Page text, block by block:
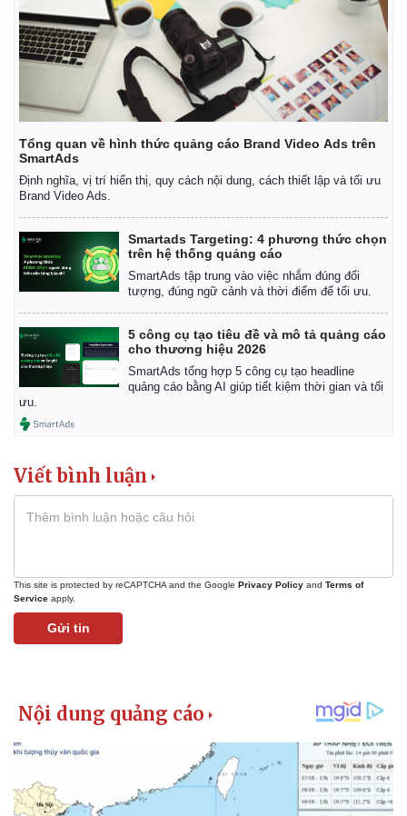
Hồ sơ
E-Magazine
Infographic
Tổng quan về hình thức quảng cáo Brand Video Ads trên
SmartAds
Định nghĩa, vị trí hiển thị, quy cách nội dung, cách thiết lập và tối ưu
Brand Video Ads.
Smartads Targeting: 4 phương thức chọn
trên hệ thống quảng cáo
SmartAds tập trung vào việc nhắm đúng đối
tượng, đúng ngữ cảnh và thời điểm để tối ưu.
5 công cụ tạo tiêu đề và mô tả quảng cáo
cho thương hiệu 2026
SmartAds tổng hợp 5 công cụ tạo headline
quảng cáo bằng AI giúp tiết kiệm thời gian và tối
ưu.
Viết bình luận
This site is protected by reCAPTCHA and the Google Privacy Policy and Terms of
Service apply.
Gửi tin